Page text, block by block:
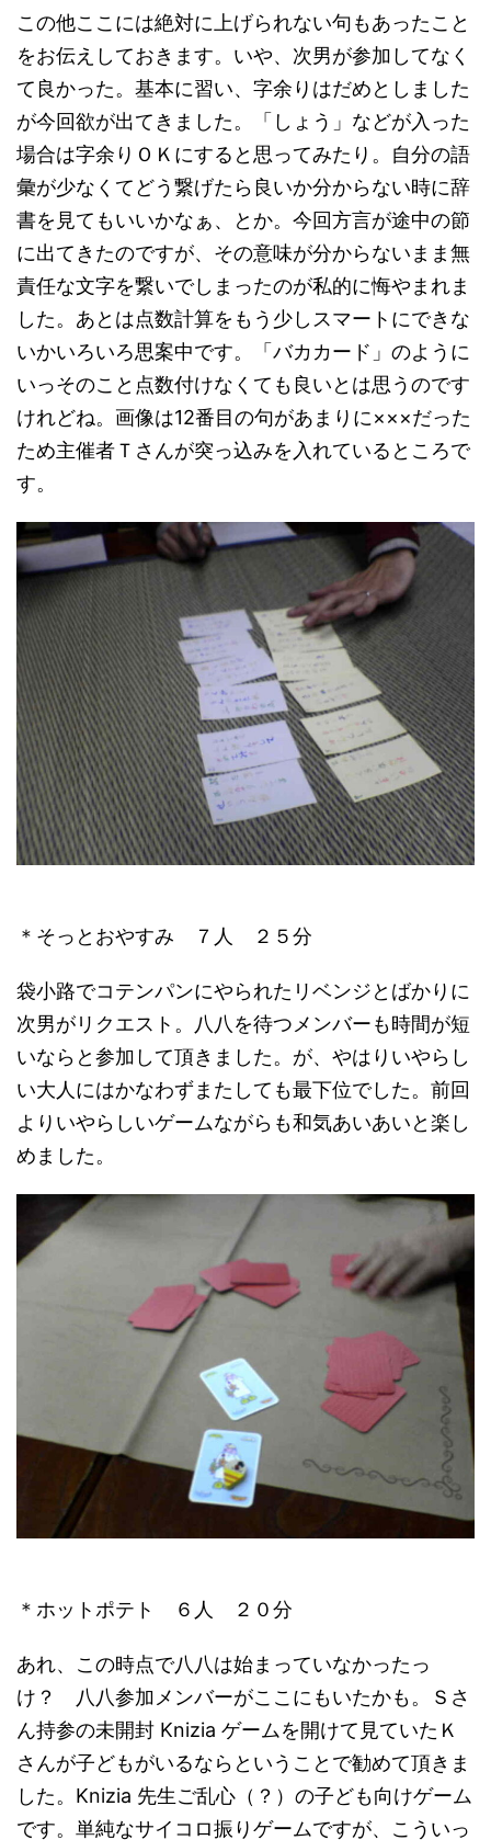
この他ここには絶対に上げられない句もあったこと
をお伝えしておきます。いや、次男が参加してなく
て良かった。基本に習い、字余りはだめとしました
が今回欲が出てきました。「しょう」などが入った
場合は字余りＯＫにすると思ってみたり。自分の語
彙が少なくてどう繋げたら良いか分からない時に辞
書を見てもいいかなぁ、とか。今回方言が途中の節
に出てきたのですが、その意味が分からないまま無
責任な文字を繋いでしまったのが私的に悔やまれま
した。あとは点数計算をもう少しスマートにできな
いかいろいろ思案中です。「バカカード」のように
いっそのこと点数付けなくても良いとは思うのです
けれどね。画像は12番目の句があまりに×××だった
ため主催者Ｔさんが突っ込みを入れているところで
す。
＊そっとおやすみ ７人 ２５分
袋小路でコテンパンにやられたリベンジとばかりに
次男がリクエスト。八八を待つメンバーも時間が短
いならと参加して頂きました。が、やはりいやらし
い大人にはかなわずまたしても最下位でした。前回
よりいやらしいゲームながらも和気あいあいと楽し
めました。
＊ホットポテト ６人 ２０分
あれ、この時点で八八は始まっていなかったっ
け？ 八八参加メンバーがここにもいたかも。Ｓさ
ん持参の未開封 Knizia ゲームを開けて見ていたＫ
さんが子どもがいるならということで勧めて頂きま
した。Knizia 先生ご乱心（？）の子ども向けゲーム
です。単純なサイコロ振りゲームですが、こういっ